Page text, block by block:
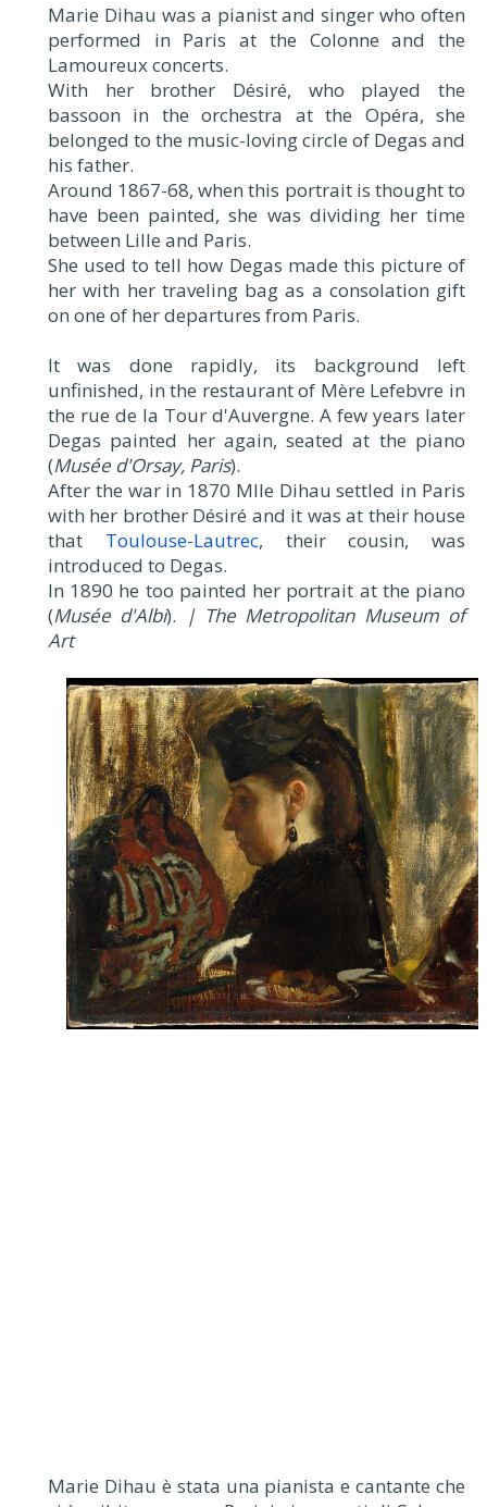
Marie Dihau was a pianist and singer who often
performed in Paris at the Colonne and the
Lamoureux concerts.
With her brother Désiré, who played the
bassoon in the orchestra at the Opéra, she
belonged to the music-loving circle of Degas and
his father.
Around 1867-68, when this portrait is thought to
have been painted, she was dividing her time
between Lille and Paris.
She used to tell how Degas made this picture of
her with her traveling bag as a consolation gift
on one of her departures from Paris.
It was done rapidly, its background left
unfinished, in the restaurant of Mère Lefebvre in
the rue de la Tour d'Auvergne. A few years later
Degas painted her again, seated at the piano
(Musée d'Orsay, Paris).
After the war in 1870 Mlle Dihau settled in Paris
with her brother Désiré and it was at their house
that Toulouse-Lautrec, their cousin, was
introduced to Degas.
In 1890 he too painted her portrait at the piano
(Musée d'Albi). | The Metropolitan Museum of
Art
Marie Dihau è stata una pianista e cantante che